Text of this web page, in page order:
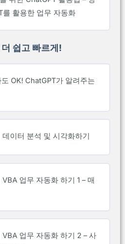
를 활용한 업무 자동화
쉽고 빠르게!
OK! ChatGPT가 알려주는
이터 분석 및 시각화하기
업무 자동화 하기 1 – 매
VBA 업무 자동화 하기 2 – 사